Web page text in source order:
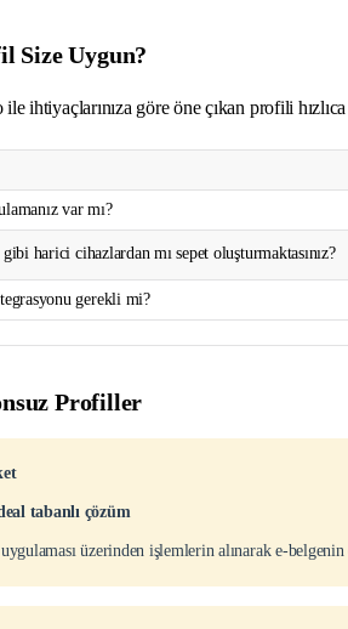
Size Uygun?
ile ihtiyaçlarınıza göre öne çıkan profili
var mı?
harici cihazlardan mı sepet oluşturmaktasınız?
gerekli mi?
Profiller
tabanlı çözüm
uygulaması üzerinden işlemlerin alınarak e-